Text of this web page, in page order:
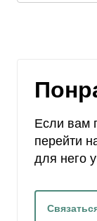
Если вам
перейти
для него